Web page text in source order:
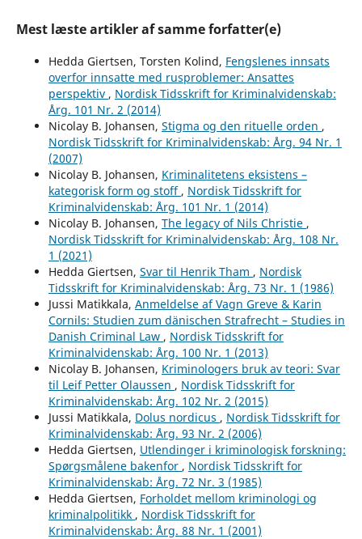
Mest læste artikler af samme forfatter(e)
Hedda Giertsen, Torsten Kolind, Fengslenes innsats
overfor innsatte med rusproblemer: Ansattes
perspektiv , Nordisk Tidsskrift for Kriminalvidenskab:
Årg. 101 Nr. 2 (2014)
Nicolay B. Johansen, Stigma og den rituelle orden ,
Nordisk Tidsskrift for Kriminalvidenskab: Årg. 94 Nr. 1
(2007)
Nicolay B. Johansen, Kriminalitetens eksistens –
kategorisk form og stoff , Nordisk Tidsskrift for
Kriminalvidenskab: Årg. 101 Nr. 1 (2014)
Nicolay B. Johansen, The legacy of Nils Christie ,
Nordisk Tidsskrift for Kriminalvidenskab: Årg. 108 Nr.
1 (2021)
Hedda Giertsen, Svar til Henrik Tham , Nordisk
Tidsskrift for Kriminalvidenskab: Årg. 73 Nr. 1 (1986)
Jussi Matikkala, Anmeldelse af Vagn Greve & Karin
Cornils: Studien zum dänischen Strafrecht – Studies in
Danish Criminal Law , Nordisk Tidsskrift for
Kriminalvidenskab: Årg. 100 Nr. 1 (2013)
Nicolay B. Johansen, Kriminologers bruk av teori: Svar
til Leif Petter Olaussen , Nordisk Tidsskrift for
Kriminalvidenskab: Årg. 102 Nr. 2 (2015)
Jussi Matikkala, Dolus nordicus , Nordisk Tidsskrift for
Kriminalvidenskab: Årg. 93 Nr. 2 (2006)
Hedda Giertsen, Utlendinger i kriminologisk forskning:
Spørgsmålene bakenfor , Nordisk Tidsskrift for
Kriminalvidenskab: Årg. 72 Nr. 3 (1985)
Hedda Giertsen, Forholdet mellom kriminologi og
kriminalpolitikk , Nordisk Tidsskrift for
Kriminalvidenskab: Årg. 88 Nr. 1 (2001)